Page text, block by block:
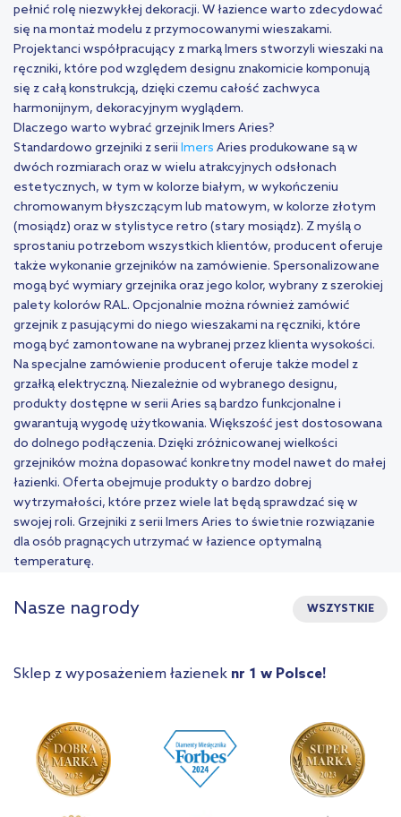
pełnić rolę niezwykłej dekoracji. W łazience warto zdecydować
się na montaż modelu z przymocowanymi wieszakami.
Projektanci współpracujący z marką Imers stworzyli wieszaki na
ręczniki, które pod względem designu znakomicie komponują
się z całą konstrukcją, dzięki czemu całość zachwyca
harmonijnym, dekoracyjnym wyglądem.
Dlaczego warto wybrać grzejnik Imers Aries?
Standardowo grzejniki z serii Imers Aries produkowane są w
dwóch rozmiarach oraz w wielu atrakcyjnych odsłonach
estetycznych, w tym w kolorze białym, w wykończeniu
chromowanym błyszczącym lub matowym, w kolorze złotym
(mosiądz) oraz w stylistyce retro (stary mosiądz). Z myślą o
sprostaniu potrzebom wszystkich klientów, producent oferuje
także wykonanie grzejników na zamówienie. Spersonalizowane
mogą być wymiary grzejnika oraz jego kolor, wybrany z szerokiej
palety kolorów RAL. Opcjonalnie można również zamówić
grzejnik z pasującymi do niego wieszakami na ręczniki, które
mogą być zamontowane na wybranej przez klienta wysokości.
Na specjalne zamówienie producent oferuje także model z
grzałką elektryczną. Niezależnie od wybranego designu,
produkty dostępne w serii Aries są bardzo funkcjonalne i
gwarantują wygodę użytkowania. Większość jest dostosowana
do dolnego podłączenia. Dzięki zróżnicowanej wielkości
grzejników można dopasować konkretny model nawet do małej
łazienki. Oferta obejmuje produkty o bardzo dobrej
wytrzymałości, które przez wiele lat będą sprawdzać się w
swojej roli. Grzejniki z serii Imers Aries to świetnie rozwiązanie
dla osób pragnących utrzymać w łazience optymalną
temperaturę.
Nasze nagrody WSZYSTKIE
Sklep z wyposażeniem łazienek nr 1 w Polsce!